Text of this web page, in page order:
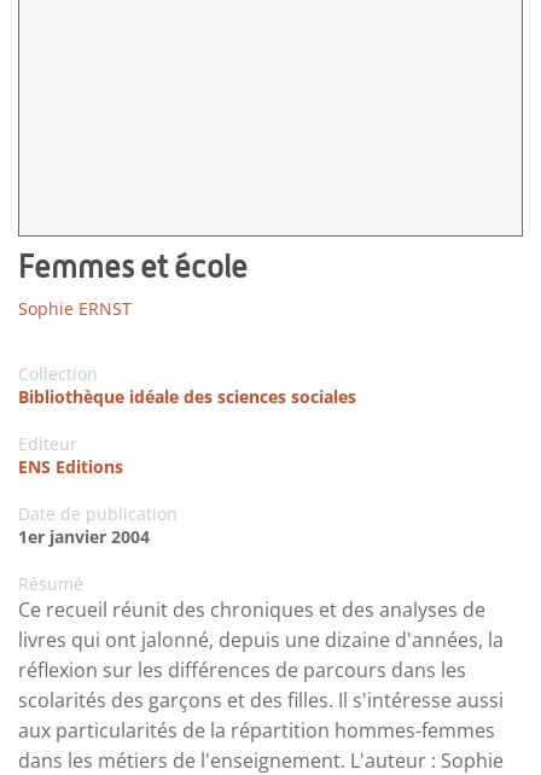
Femmes et école
Sophie ERNST
Collection
Bibliothèque idéale des sciences sociales
Editeur
ENS Editions
Date de publication
1er janvier 2004
Résumé
Ce recueil réunit des chroniques et des analyses de
livres qui ont jalonné, depuis une dizaine d'années, la
réflexion sur les différences de parcours dans les
scolarités des garçons et des filles. Il s'intéresse aussi
aux particularités de la répartition hommes-femmes
dans les métiers de l'enseignement. L'auteur : Sophie